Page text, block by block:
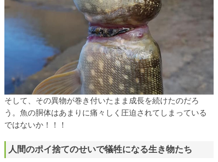
そして、その異物が巻き付いたまま成長を続けたのだろ
う。魚の胴体はあまりに痛々しく圧迫されてしまっている
ではないか！！！
人間のポイ捨てのせいで犠牲になる生き物たち